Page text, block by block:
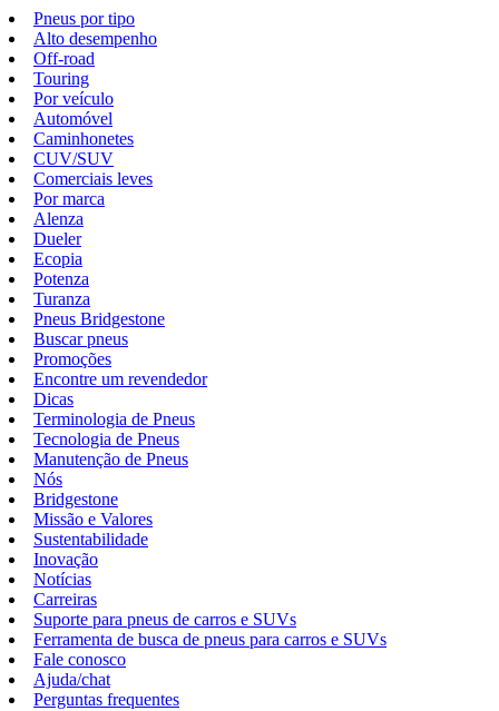
Pneus por tipo
Alto desempenho
Off-road
Touring
Por veículo
Automóvel
Caminhonetes
CUV/SUV
Comerciais leves
Por marca
Alenza
Dueler
Ecopia
Potenza
Turanza
Pneus Bridgestone
Buscar pneus
Promoções
Encontre um revendedor
Dicas
Terminologia de Pneus
Tecnologia de Pneus
Manutenção de Pneus
Nós
Bridgestone
Missão e Valores
Sustentabilidade
Inovação
Notícias
Carreiras
Suporte para pneus de carros e SUVs
Ferramenta de busca de pneus para carros e SUVs
Fale conosco
Ajuda/chat
Perguntas frequentes